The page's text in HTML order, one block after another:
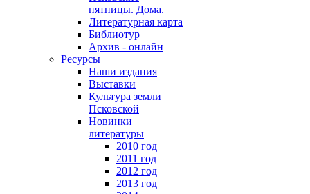
пятницы. Дома.
Литературная карта
Библиотур
Архив - онлайн
Ресурсы
Наши издания
Выставки
Культура земли
Псковской
Новинки
литературы
2010 год
2011 год
2012 год
2013 год